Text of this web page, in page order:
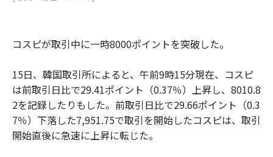
コスピが取引中に一時8000ポイントを突破した。
15日、韓国取引所によると、午前9時15分現在、コスピ
は前取引日比で29.41ポイント（0.37％）上昇し、8010.8
2を記録したりもした。前取引日比で29.66ポイント（0.3
7％）下落した7,951.75で取引を開始したコスピは、取引
開始直後に急速に上昇に転じた。